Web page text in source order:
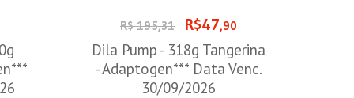
R$ 195,31 R$47,90
Dila Pump - 318g Tangerina
- Adaptogen*** Data Venc.
30/09/2026